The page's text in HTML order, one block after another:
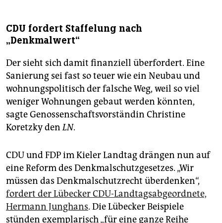
CDU fordert Staffelung nach
„Denkmalwert“
Der sieht sich damit finanziell überfordert. Eine
Sanierung sei fast so teuer wie ein Neubau und
wohnungspolitisch der falsche Weg, weil so viel
weniger Wohnungen gebaut werden könnten,
sagte Genossenschaftsvorständin Christine
Koretzky denLN.
CDU und FDP im Kieler Landtag drängen nun auf
eine Reform des Denkmalschutzgesetzes. „Wir
müssen das Denkmalschutzrecht überdenken“,
fordert der Lübecker CDU-Landtagsabgeordnete,
Hermann Junghans. Die Lübecker Beispiele
stünden exemplarisch „für eine ganze Reihe